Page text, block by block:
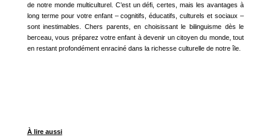
de notre monde multiculturel. C’est un défi, certes, mais les avantages à
long terme pour votre enfant – cognitifs, éducatifs, culturels et sociaux –
sont inestimables. Chers parents, en choisissant le bilinguisme dès le
berceau, vous préparez votre enfant à devenir un citoyen du monde, tout
en restant profondément enraciné dans la richesse culturelle de notre île.
À lire aussi